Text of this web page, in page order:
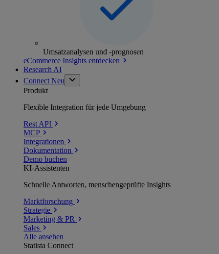
Umsatzanalysen und -prognosen
eCommerce Insights entdecken
Research AI
Connect Neu
Produkt
Flexible Integration für jede Umgebung
Rest API
MCP
Integrationen
Dokumentation
Demo buchen
KI-Assistenten
Schnelle Antworten, menschengeprüfte Insights
Marktforschung
Strategie
Marketing & PR
Sales
Alle ansehen
Statista Connect